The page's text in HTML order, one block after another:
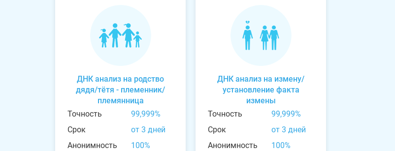
ДНК анализ на родство
дядя/тётя - племенник/
племянница
Точность
99,999%
Срок
от 3 дней
Анонимность
100%
ДНК анализ на измену/
установление факта
измены
Точность
99,999%
Срок
от 3 дней
Анонимность
100%